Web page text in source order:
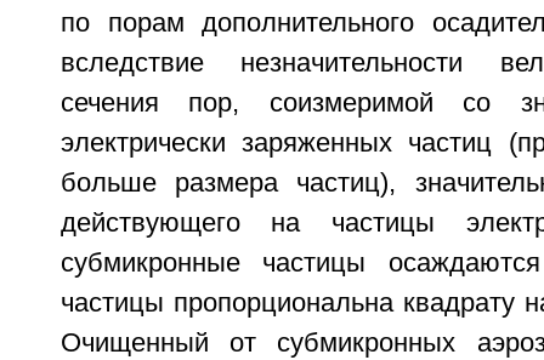
по порам дополнительного
вследствие незначительности
сечения пор, соизмеримой со
электрически заряженных частиц
больше размера частиц),
действующего на частицы
субмикронные частицы
частицы пропорциональна квадрату
Очищенный от субмикронных